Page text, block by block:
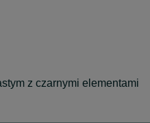
z czarnymi elementami